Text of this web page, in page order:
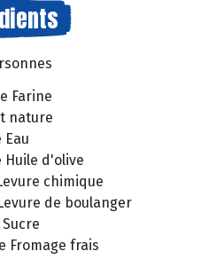
Farine
nature
Eau
Huile d'olive
chimique
de boulanger
Fromage frais